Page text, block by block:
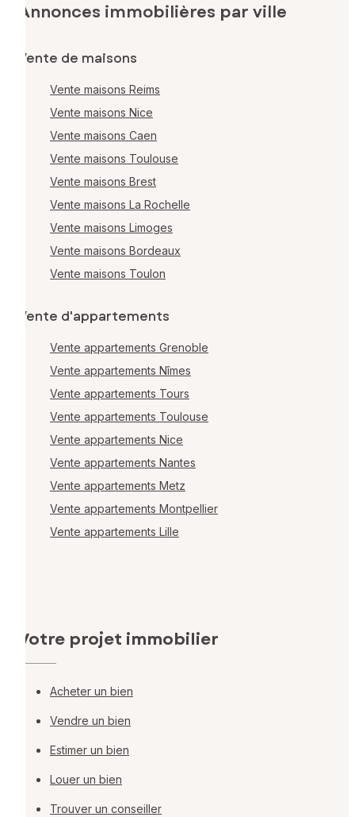
Annonces immobilières par ville
Vente de maisons
Vente maisons Reims
Vente maisons Nice
Vente maisons Caen
Vente maisons Toulouse
Vente maisons Brest
Vente maisons La Rochelle
Vente maisons Limoges
Vente maisons Bordeaux
Vente maisons Toulon
Vente d'appartements
Vente appartements Grenoble
Vente appartements Nîmes
Vente appartements Tours
Vente appartements Toulouse
Vente appartements Nice
Vente appartements Nantes
Vente appartements Metz
Vente appartements Montpellier
Vente appartements Lille
Votre projet immobilier
Acheter un bien
Vendre un bien
Estimer un bien
Louer un bien
Trouver un conseiller